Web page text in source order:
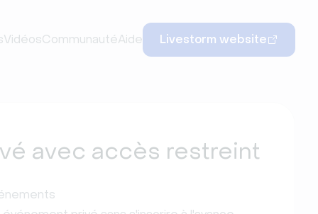
VidéosCommunautéAide Livestorm website
avec accès restreint